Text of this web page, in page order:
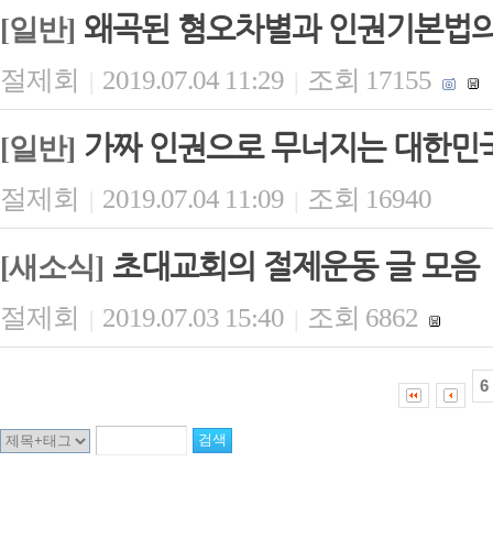
[일반] 왜곡된 혐오차별과 인권기본법
절제회 | 2019.07.04 11:29 | 조회 17155
[일반] 가짜 인권으로 무너지는 대한
절제회 | 2019.07.04 11:09 | 조회 16940
[새소식] 초대교회의 절제운동 글 모음
절제회 | 2019.07.03 15:40 | 조회 6862
6